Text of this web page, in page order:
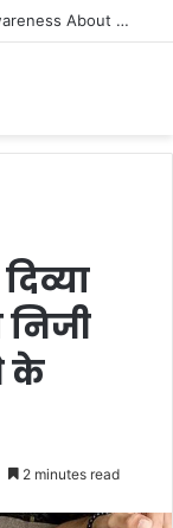
American Heart Month 2025: Raising Awareness About Cardiovascular Health
के
2 minutes read